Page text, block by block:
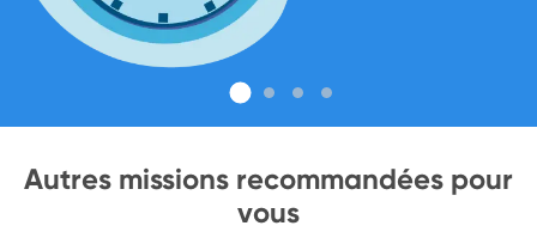
Autres missions recommandées pour
vous